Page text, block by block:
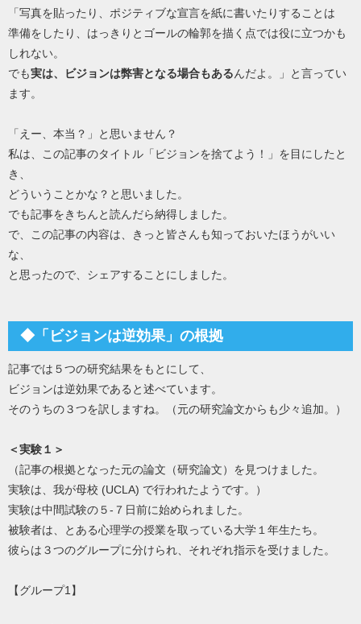
「写真を貼ったり、ポジティブな宣言を紙に書いたりすることは
準備をしたり、はっきりとゴールの輪郭を描く点では役に立つかも
しれない。
でも実は、ビジョンは弊害となる場合もあるんだよ。」と言ってい
ます。
「えー、本当？」と思いません？
私は、この記事のタイトル「ビジョンを捨てよう！」を目にしたと
き、
どういうことかな？と思いました。
でも記事をきちんと読んだら納得しました。
で、この記事の内容は、きっと皆さんも知っておいたほうがいい
な、
と思ったので、シェアすることにしました。
◆「ビジョンは逆効果」の根拠
記事では５つの研究結果をもとにして、
ビジョンは逆効果であると述べています。
そのうちの３つを訳しますね。（元の研究論文からも少々追加。）
＜実験１＞
（記事の根拠となった元の論文（研究論文）を見つけました。
実験は、我が母校 (UCLA) で行われたようです。）
実験は中間試験の５-７日前に始められました。
被験者は、とある心理学の授業を取っている大学１年生たち。
彼らは３つのグループに分けられ、それぞれ指示を受けました。
【グループ1】